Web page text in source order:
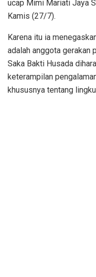
ucap Mimi Mariati Jaya
Kamis (27/7).
Karena itu ia
adalah anggota gerakan
Saka Bakti Husada
keterampilan
khususnya tentang